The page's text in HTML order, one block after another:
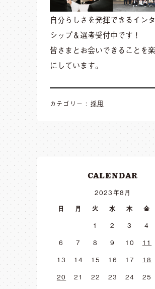
自分らしさを発揮できるイン
シップ＆選考受付中です！
皆さまとお会いできることを
にしています。
カテゴリー : 採用
CALENDAR
2023年8月
日
月 火 水 木 金
1
2 3 4
6
7 8 9 10 11
13
14 15 16 17 18
20
21 22 23 24 25